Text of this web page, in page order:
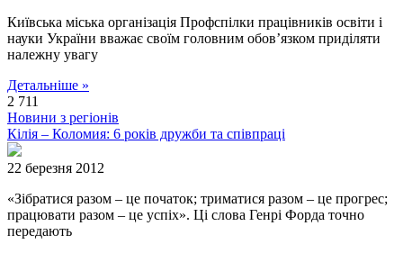
Київська міська організація Профспілки працівників освіти і
науки України вважає своїм головним обов’язком приділяти
належну увагу
Детальніше »
2 711
Новини з регіонів
Кілія – Коломия: 6 років дружби та співпраці
22 березня 2012
«Зібратися разом – це початок; триматися разом – це прогрес;
працювати разом – це успіх». Ці слова Генрі Форда точно
передають